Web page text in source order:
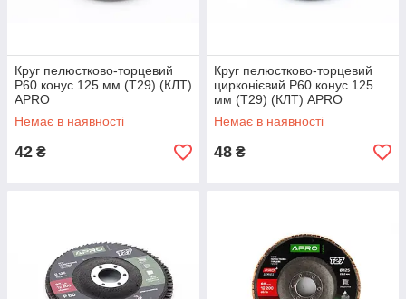
Круг пелюстково-торцевий
Р60 конус 125 мм (Т29) (КЛТ)
APRO
Немає в наявності
42 ₴
Круг пелюстково-торцевий
цирконієвий Р60 конус 125
мм (Т29) (КЛТ) APRO
Немає в наявності
48 ₴